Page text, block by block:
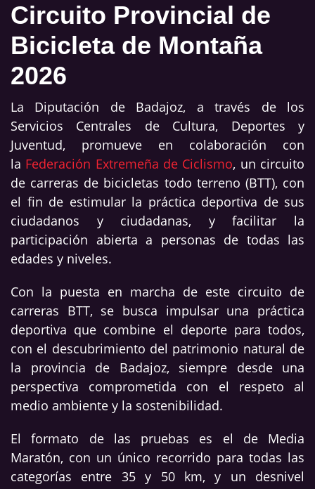
Circuito Provincial de
Bicicleta de Montaña
2026
La Diputación de Badajoz, a través de los
Servicios Centrales de Cultura, Deportes y
Juventud, promueve en colaboración con
la Federación Extremeña de Ciclismo, un circuito
de carreras de bicicletas todo terreno (BTT), con
el fin de estimular la práctica deportiva de sus
ciudadanos y ciudadanas, y facilitar la
participación abierta a personas de todas las
edades y niveles.
Con la puesta en marcha de este circuito de
carreras BTT, se busca impulsar una práctica
deportiva que combine el deporte para todos,
con el descubrimiento del patrimonio natural de
la provincia de Badajoz, siempre desde una
perspectiva comprometida con el respeto al
medio ambiente y la sostenibilidad.
El formato de las pruebas es el de Media
Maratón, con un único recorrido para todas las
categorías entre 35 y 50 km, y un desnivel